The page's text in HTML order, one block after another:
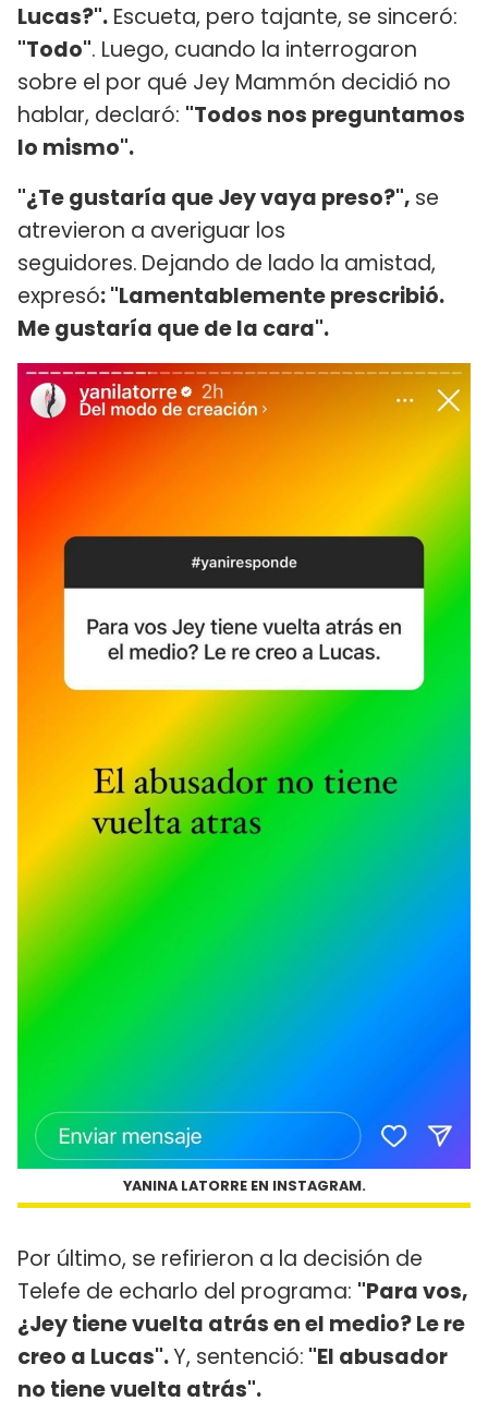
Lucas?". Escueta, pero tajante, se sinceró:
"Todo". Luego, cuando la interrogaron
sobre el por qué Jey Mammón decidió no
hablar, declaró: "Todos nos preguntamos
lo mismo".
"¿Te gustaría que Jey vaya preso?", se
atrevieron a averiguar los
seguidores. Dejando de lado la amistad,
expresó: "Lamentablemente prescribió.
Me gustaría que de la cara".
YANINA LATORRE EN INSTAGRAM.
Por último, se refirieron a la decisión de
Telefe de echarlo del programa: "Para vos,
¿Jey tiene vuelta atrás en el medio? Le re
creo a Lucas".Y, sentenció: "El abusador
no tiene vuelta atrás".